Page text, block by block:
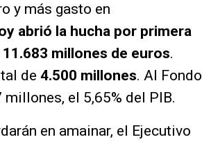
y más gasto en
abrió la hucha por primera
11.683 millones de euros.
de 4.500 millones. Al Fondo
el 5,65% del PIB.
en amainar, el Ejecutivo